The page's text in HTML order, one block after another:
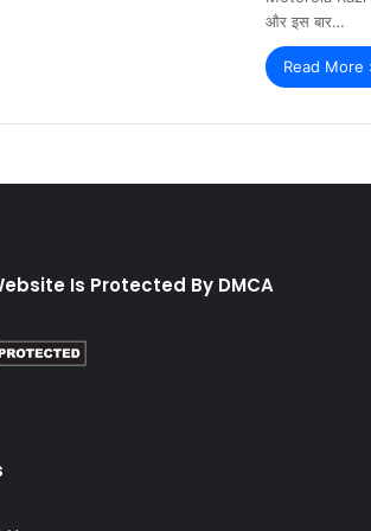
और इस बार…
Read More
Is Protected By DMCA